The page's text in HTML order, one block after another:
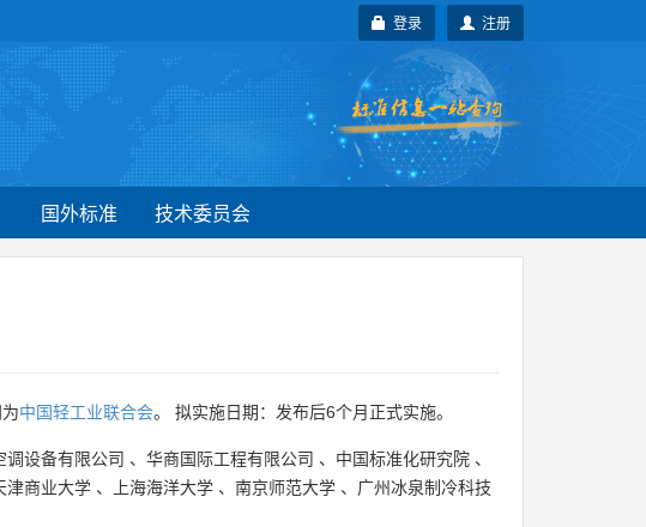
注册
登录
国外标准 技术委员会
中国轻工业联合会。 拟实施日期：发布后6个月正式实施。
调设备有限公司 、 华商国际工程有限公司 、 中国标准化研究院 、
津商业大学 、 上海海洋大学 、 南京师范大学 、 广州冰泉制冷科技